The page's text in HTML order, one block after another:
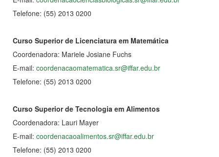
Telefone: (55) 2013 0200
Curso Superior de Licenciatura em Matemática
Coordenadora: Mariele Josiane Fuchs
E-mail: coordenacaomatematica.sr@iffar.edu.br
Telefone: (55) 2013 0200
Curso Superior de Tecnologia em Alimentos
Coordenadora: Lauri Mayer
E-mail: coordenacaoalimentos.sr@iffar.edu.br
Telefone: (55) 2013 0200